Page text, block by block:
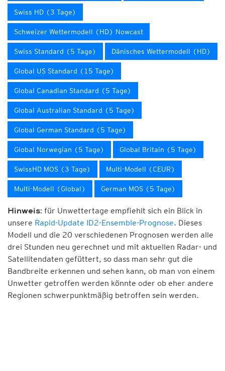
Swiss HD (3 Tage)
Schweizer Wettermodell (HD) Nowcast
Swiss Standard (5 Tage) Dänisches Wettermodell (HD)
Global US Standard (15 Tage)
Global Canadian Standard (5 Tage)
Global Australian Standard (5 Tage)
Global German Standard (5 Tage)
Global Norwegian (5 Tage) Global Britain (5 Tage)
SwissHD MOS (3 Tage) Multi-Modell (CEUR)
Multi-Modell (Global) German MOS (5 Tage)
Hinweis: für Unwettertage empfiehlt sich ein Blick in
unsere Rapid-Update ID2-Ensemble-Prognose. Dieses
Modell und die 20 verschiedenen Prognosen werden alle
drei Stunden neu gerechnet und mit aktuellen Radar- und
Satellitendaten gefüttert, so dass man sehr gut die
Bandbreite erkennen und sehen kann, ob man von einem
Unwetter getroffen werden könnte oder ob eher andere
Regionen schwerpunktmäßig betroffen sein werden.